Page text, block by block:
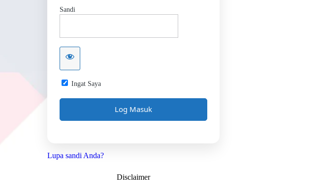
Sandi
Ingat Saya
Lupa sandi Anda?
Disclaimer